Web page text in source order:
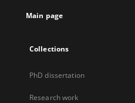
Main page
Collections
PhD dissertation
Research work